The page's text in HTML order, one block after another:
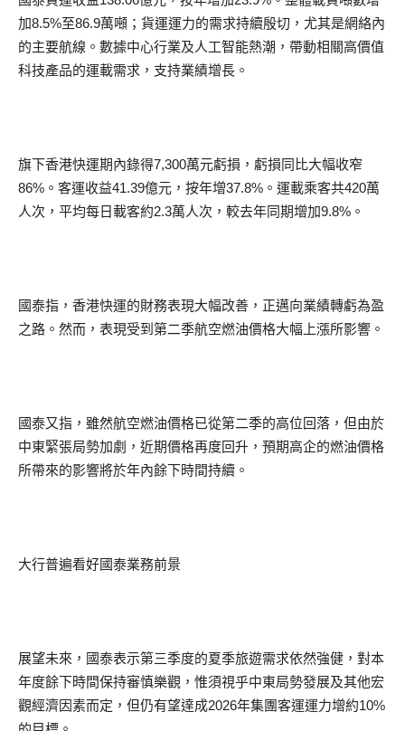
加8.5%至86.9萬噸；貨運運力的需求持續殷切，尤其是網絡內
的主要航線。數據中心行業及人工智能熱潮，帶動相關高價值
科技產品的運載需求，支持業績增長。
旗下香港快運期內錄得7,300萬元虧損，虧損同比大幅收窄
86%。客運收益41.39億元，按年增37.8%。運載乘客共420萬
人次，平均每日載客約2.3萬人次，較去年同期增加9.8%。
國泰指，香港快運的財務表現大幅改善，正邁向業績轉虧為盈
之路。然而，表現受到第二季航空燃油價格大幅上漲所影響。
國泰又指，雖然航空燃油價格已從第二季的高位回落，但由於
中東緊張局勢加劇，近期價格再度回升，預期高企的燃油價格
所帶來的影響將於年內餘下時間持續。
大行普遍看好國泰業務前景
展望未來，國泰表示第三季度的夏季旅遊需求依然強健，對本
年度餘下時間保持審慎樂觀，惟須視乎中東局勢發展及其他宏
觀經濟因素而定，但仍有望達成2026年集團客運運力增約10%